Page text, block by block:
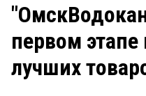
ЗАКОН
НОВОСТИ КОМПАНИЙ
первом этапе
лучших